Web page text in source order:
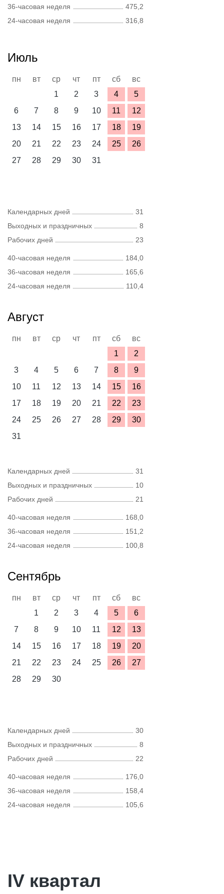
36-часовая неделя
475,2
24-часовая неделя
316,8
Июль
пн вт ср чт пт сб
вс
1
2 3 4
5
6
7 8 9 10 11
12
13
14 15 16 17 18
19
20
21 22 23 24 25
26
27
28 29 30 31
Календарных дней
31
Выходных и праздничных
8
Рабочих дней
23
40-часовая неделя
184,0
36-часовая неделя
165,6
24-часовая неделя
110,4
Август
пн вт ср чт пт сб
вс
1
2
3
4 5 6 7 8
9
10
11 12 13 14 15
16
17
18 19 20 21 22
23
24
25 26 27 28 29
30
31
Календарных дней
31
Выходных и праздничных
10
Рабочих дней
21
40-часовая неделя
168,0
36-часовая неделя
151,2
24-часовая неделя
100,8
Сентябрь
пн вт ср чт пт сб
вс
1
2 3 4 5
6
7
8 9 10 11 12
13
14
15 16 17 18 19
20
21
22 23 24 25 26
27
28
29 30
Календарных дней
30
Выходных и праздничных
8
Рабочих дней
22
40-часовая неделя
176,0
36-часовая неделя
158,4
24-часовая неделя
105,6
IV квартал